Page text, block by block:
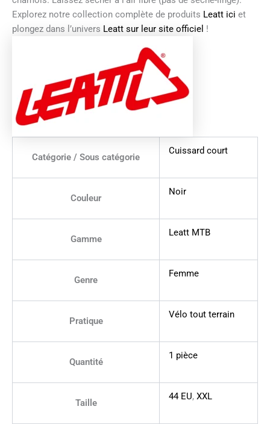
Explorez notre collection complète de produits Leatt ici et
plongez dans l’univers Leatt sur leur site officiel !
Catégorie / Sous catégorie
Cuissard court
Couleur
Noir
Gamme
Leatt MTB
Genre
Femme
Pratique
Vélo tout terrain
Quantité
1 pièce
Taille
44 EU, XXL